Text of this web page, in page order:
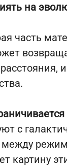
на
часть
с
между
картину